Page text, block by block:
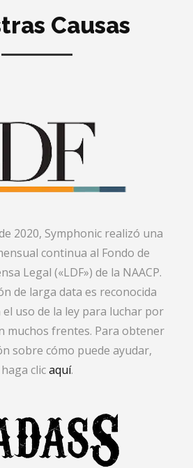
Causas
2020, Symphonic realizó una
continua al Fondo de
Legal («LDF») de la NAACP.
de larga data es reconocida
el uso de la ley para luchar por
muchos frentes. Para obtener
sobre cómo puede ayudar,
haga clic aquí.